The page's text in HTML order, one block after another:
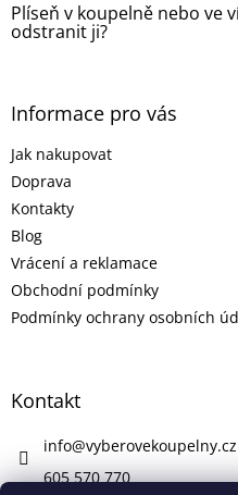
Plíseň v koupelně nebo ve
odstranit ji?
Informace pro vás
Jak nakupovat
Doprava
Kontakty
Blog
Vrácení a reklamace
Obchodní podmínky
Podmínky ochrany osobních
Kontakt
info@vyberovekoupelny.cz
605 570 770